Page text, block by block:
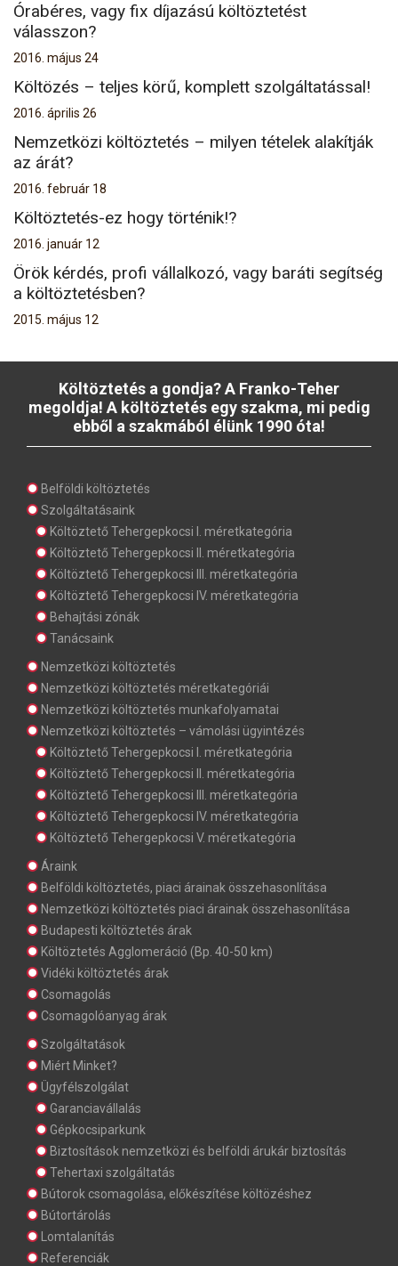
Órabéres, vagy fix díjazású költöztetést
válasszon?
2016. május 24
Költözés – teljes körű, komplett szolgáltatással!
2016. április 26
Nemzetközi költöztetés – milyen tételek alakítják
az árát?
2016. február 18
Költöztetés-ez hogy történik!?
2016. január 12
Örök kérdés, profi vállalkozó, vagy baráti segítség
a költöztetésben?
2015. május 12
Költöztetés a gondja? A Franko-Teher
megoldja! A költöztetés egy szakma, mi pedig
ebből a szakmából élünk 1990 óta!
Belföldi költöztetés
Szolgáltatásaink
Költöztető Tehergepkocsi I. méretkategória
Költöztető Tehergepkocsi II. méretkategória
Költöztető Tehergepkocsi III. méretkategória
Költöztető Tehergepkocsi IV. méretkategória
Behajtási zónák
Tanácsaink
Nemzetközi költöztetés
Nemzetközi költöztetés méretkategóriái
Nemzetközi költöztetés munkafolyamatai
Nemzetközi költöztetés – vámolási ügyintézés
Költöztető Tehergepkocsi I. méretkategória
Költöztető Tehergepkocsi II. méretkategória
Költöztető Tehergepkocsi III. méretkategória
Költöztető Tehergepkocsi IV. méretkategória
Költöztető Tehergepkocsi V. méretkategória
Áraink
Belföldi költöztetés, piaci árainak összehasonlítása
Nemzetközi költöztetés piaci árainak összehasonlítása
Budapesti költöztetés árak
Költöztetés Agglomeráció (Bp. 40-50 km)
Vidéki költöztetés árak
Csomagolás
Csomagolóanyag árak
Szolgáltatások
Miért Minket?
Ügyfélszolgálat
Garanciavállalás
Gépkocsiparkunk
Biztosítások nemzetközi és belföldi árukár biztosítás
Tehertaxi szolgáltatás
Bútorok csomagolása, előkészítése költözéshez
Bútortárolás
Lomtalanítás
Referenciák